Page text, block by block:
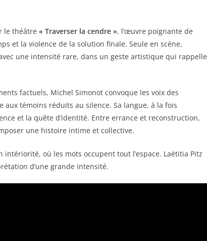
le théâtre « Traverser la cendre », l’œuvre poignante de
et la violence de la solution finale. Seule en scène,
une intensité rare, dans un geste artistique qui rappelle
factuels, Michel Simonot convoque les voix des
témoins réduits au silence. Sa langue, à la fois
et la quête d’identité. Entre errance et reconstruction,
une histoire intime et collective.
où les mots occupent tout l’espace. Laëtitia Pitz
d’une grande intensité.